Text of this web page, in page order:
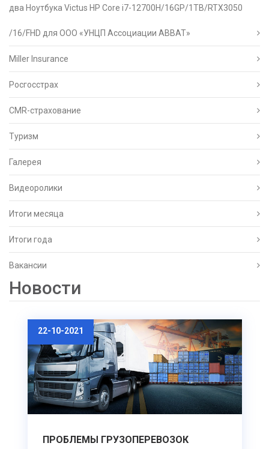
два Ноутбука Victus HP Core i7-12700H/16GP/1TB/RTX3050
/16/FHD для ООО «УНЦП Ассоциации АВВАТ»
Miller Insurance
Росгосстрах
CMR-страхование
Туризм
Галерея
Видеоролики
Итоги месяца
Итоги года
Вакансии
Новости
22-10-2021
ПРОБЛЕМЫ ГРУЗОПЕРЕВОЗОК